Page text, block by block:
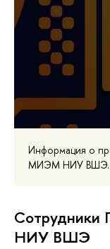
Информация о
МИЭМ НИУ ВШЭ.
НИУ ВШЭ